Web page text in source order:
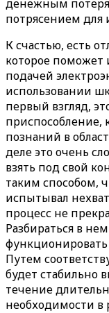
денежным
потрясением для
К счастью, есть
которое поможет
подачей
использовании
первый взгляд,
приспособление,
познаний в
деле это очень
взять под свой
таким способом,
испытывал
процесс не
Разбираться в
Путем
будет стабильно
течение
необходимости в